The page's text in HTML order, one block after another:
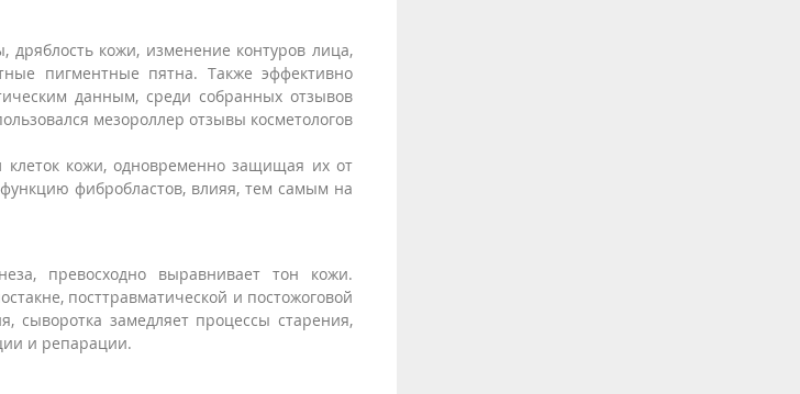
кожи, изменение контуров лица,
пигментные пятна. Также эффективно
данным, среди собранных отзывов
мезороллер отзывы косметологов
кожи, одновременно защищая их от
фибробластов, влияя, тем самым на
превосходно выравнивает тон кожи.
посттравматической и постожоговой
сыворотка замедляет процессы старения,
и репарации.